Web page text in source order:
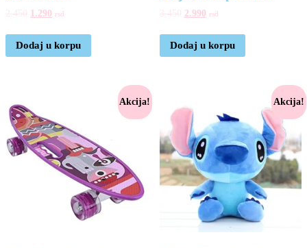
1.290 rsd
Dodaj u korpu
2.990 rsd
Dodaj u korpu
Akcija! Akcija!